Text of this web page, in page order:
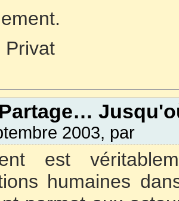
Privat
2003, par
est
humaines